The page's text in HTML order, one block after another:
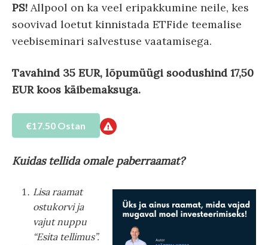
PS! Allpool on ka veel eripakkumine neile, kes
soovivad loetut kinnistada ETFide teemalise
veebiseminari salvestuse vaatamisega.
Tavahind 35 EUR, lõpumüügi soodushind 17,50
EUR koos käibemaksuga.
€17.50 Ostan
Kuidas tellida omale paberraamat?
Lisa raamat
ostukorvi ja
vajut nuppu
“Esita tellimus”.